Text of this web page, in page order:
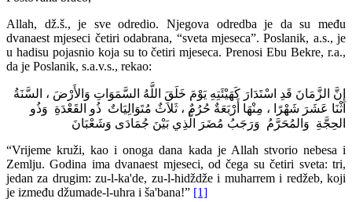
Allah, dž.š., je sve odredio. Njegova odredba je da su među
dvanaest mjeseci četiri odabrana, “sveta mjeseca”. Poslanik, a.s., je
u hadisu pojasnio koja su to četiri mjeseca. Prenosi Ebu Bekre, r.a.,
da je Poslanik, s.a.v.s., rekao:
إِنَّ الزَّمَانَ قَدِ اسْتَدَارَ كَهَيْئَتِهِ يَوْمَ خَلَقَ اللَّهُ السَّمَوَاتِ وَالأَرْضَ ، السَّنَةُ
اثْنَا عَشَرَ شَهْرًا ، مِنْهَا أَرْبَعَةٌ حُرُمٌ ، ثَلاَثٌ مُتَوَالِيَاتٌ ذُو القَعْدَةِ وَذُو
الحِجَّةِ وَالمُحَرَّمُ وَرَجَبُ مُضَرَ الَّذِي بَيْنَ جُمَادَى وَشَعْبَانَ
“Vrijeme kruži, kao i onoga dana kada je Allah stvorio nebesa i
Zemlju. Godina ima dvanaest mjeseci, od čega su četiri sveta: tri,
jedan za drugim: zu-l-ka'de, zu-l-hidždže i muharrem i redžeb, koji
je između džumade-l-uhra i ša'bana!” [1]